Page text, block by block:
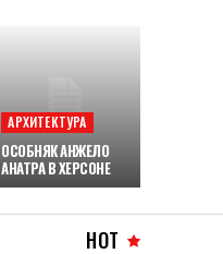
АРХИТЕКТУРА
ОСОБНЯК АНЖЕЛО
АНАТРА В ХЕРСОНЕ
HOT